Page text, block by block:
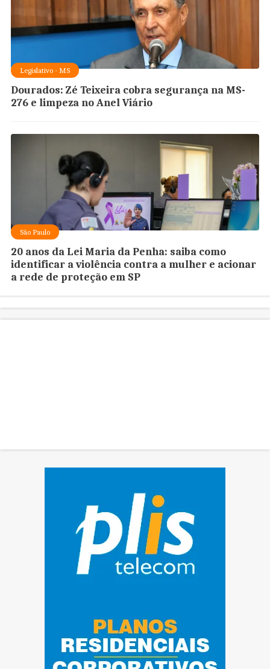
Legislativo - MS
Dourados: Zé Teixeira cobra segurança na MS-
276 e limpeza no Anel Viário
São Paulo
20 anos da Lei Maria da Penha: saiba como
identificar a violência contra a mulher e acionar
a rede de proteção em SP